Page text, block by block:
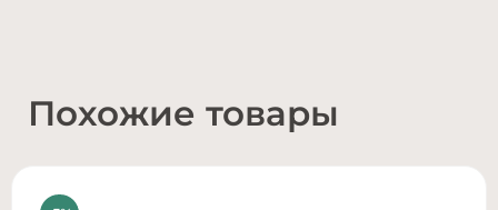
Похожие товары